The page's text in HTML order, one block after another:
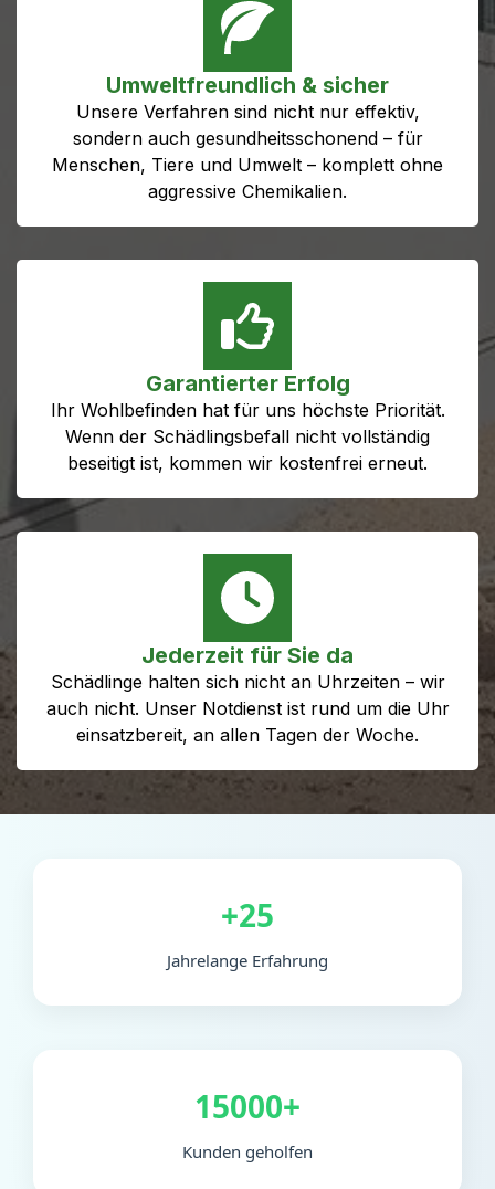
Umweltfreundlich & sicher
Unsere Verfahren sind nicht nur effektiv,
sondern auch gesundheitsschonend – für
Menschen, Tiere und Umwelt – komplett ohne
aggressive Chemikalien.
Garantierter Erfolg
Ihr Wohlbefinden hat für uns höchste Priorität.
Wenn der Schädlingsbefall nicht vollständig
beseitigt ist, kommen wir kostenfrei erneut.
Jederzeit für Sie da
Schädlinge halten sich nicht an Uhrzeiten – wir
auch nicht. Unser Notdienst ist rund um die Uhr
einsatzbereit, an allen Tagen der Woche.
+25
Jahrelange Erfahrung
15000+
Kunden geholfen